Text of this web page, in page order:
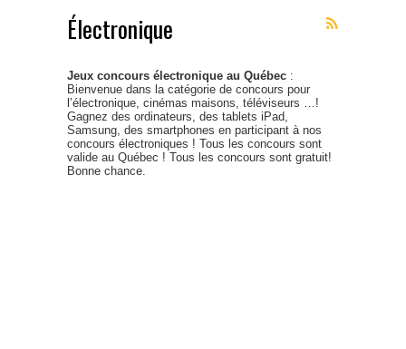
Électronique
Jeux concours électronique au Québec :
Bienvenue dans la catégorie de concours pour
l’électronique, cinémas maisons, téléviseurs …!
Gagnez des ordinateurs, des tablets iPad,
Samsung, des smartphones en participant à nos
concours électroniques ! Tous les concours sont
valide au Québec ! Tous les concours sont gratuit!
Bonne chance.